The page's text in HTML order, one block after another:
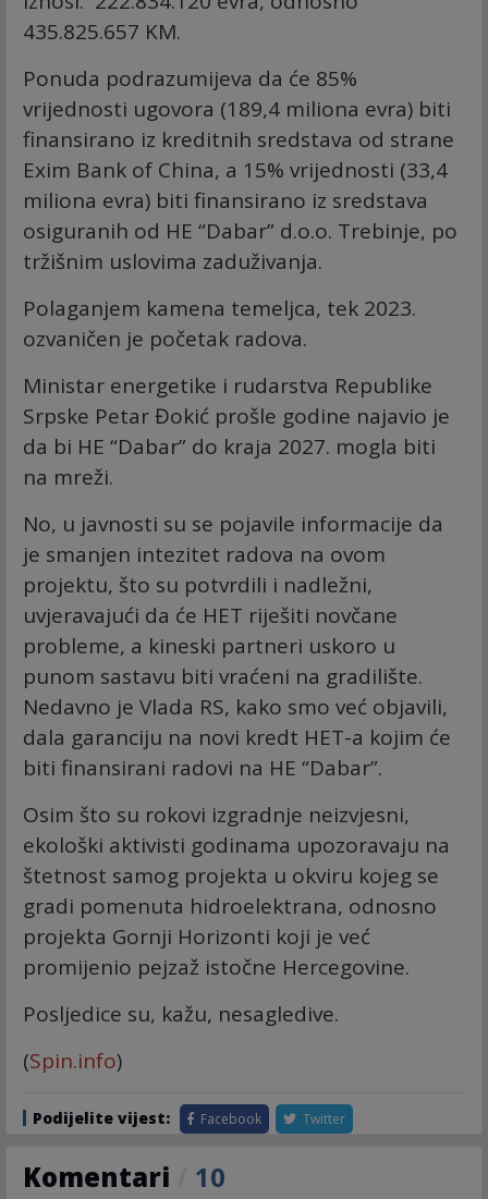
435.825.657 KM.
Ponuda podrazumijeva da će 85%
vrijednosti ugovora (189,4 miliona evra) biti
finansirano iz kreditnih sredstava od strane
Exim Bank of China, a 15% vrijednosti (33,4
miliona evra) biti finansirano iz sredstava
osiguranih od HE “Dabar” d.o.o. Trebinje, po
tržišnim uslovima zaduživanja.
Polaganjem kamena temeljca, tek 2023.
ozvaničen je početak radova.
Ministar energetike i rudarstva Republike
Srpske Petar Đokić prošle godine najavio je
da bi HE “Dabar” do kraja 2027. mogla biti
na mreži.
No, u javnosti su se pojavile informacije da
je smanjen intezitet radova na ovom
projektu, što su potvrdili i nadležni,
uvjeravajući da će HET riješiti novčane
probleme, a kineski partneri uskoro u
punom sastavu biti vraćeni na gradilište.
Nedavno je Vlada RS, kako smo već objavili,
dala garanciju na novi kredt HET-a kojim će
biti finansirani radovi na HE “Dabar”.
Osim što su rokovi izgradnje neizvjesni,
ekološki aktivisti godinama upozoravaju na
štetnost samog projekta u okviru kojeg se
gradi pomenuta hidroelektrana, odnosno
projekta Gornji Horizonti koji je već
promijenio pejzaž istočne Hercegovine.
Posljedice su, kažu, nesagledive.
(Spin.info)
Podijelite vijest: Facebook Twitter
Komentari 10